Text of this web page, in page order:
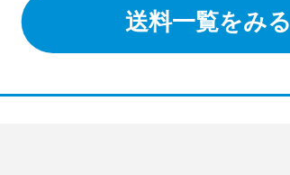
送料一覧をみる